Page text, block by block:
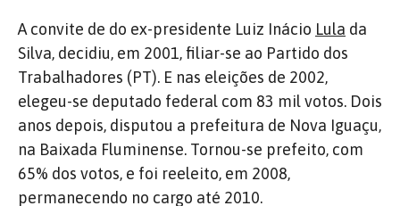
A convite de do ex-presidente Luiz Inácio Lula da
Silva, decidiu, em 2001, filiar-se ao Partido dos
Trabalhadores (PT). E nas eleições de 2002,
elegeu-se deputado federal com 83 mil votos. Dois
anos depois, disputou a prefeitura de Nova Iguaçu,
na Baixada Fluminense. Tornou-se prefeito, com
65% dos votos, e foi reeleito, em 2008,
permanecendo no cargo até 2010.